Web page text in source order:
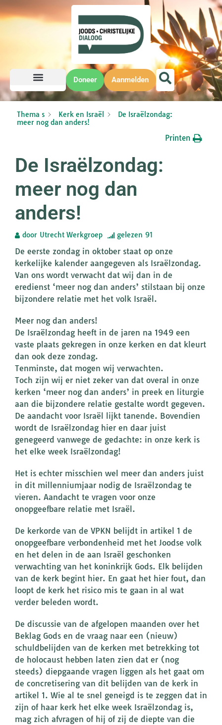
Doneer Aanmelden
Thema s Kerk en Israël
De Israëlzondag:
meer nog dan anders!
Printen
De Israëlzondag:
meer nog dan
anders!
door Utrecht Werkgroep gelezen 91
De eerste zondag in oktober staat op onze
kerkelijke kalender aangegeven als Israëlzondag.
Van ons wordt verwacht dat wij dan in de
eredienst ‘meer nog dan anders’ stilstaan bij onze
bijzondere relatie met het volk Israël.
Meer nog dan anders!
De Israëlzondag heeft in de jaren na 1949 een
vaste plaats gekregen in onze kerken en dat kleurt
dan ook deze zondag.
Tenminste, dat mogen wij verwachten.
Toch zijn wij er niet zeker van dat overal in onze
kerken ‘meer nog dan anders’ in preek en liturgie
aan die bijzondere relatie gestalte wordt gegeven.
De aandacht voor Israël lijkt tanende. Bovendien
wordt de Israëlzondag hier en daar juist
genegeerd vanwege de gedachte: in onze kerk is
het elke week Israëlzondag!
Het is echter misschien wel meer dan anders juist
in dit millenniumjaar nodig de Israëlzondag te
vieren. Aandacht te vragen voor onze
onopgeefbare relatie met Israël.
De kerkorde van de VPKN belijdt in artikel 1 de
onopgeefbare verbondenheid met het Joodse volk
en het delen in de aan Israël geschonken
verwachting van het koninkrijk Gods. Elk belijden
van de kerk begint hier. En gaat het hier fout, dan
loopt de kerk het risico mis te gaan in al wat
verder beleden wordt.
De discussie van de afgelopen maanden over het
Beklag Gods en de vraag naar een (nieuw)
schuldbelijden van de kerken met betrekking tot
de holocaust hebben laten zien dat er (nog
steeds) diepgaande vragen liggen als het gaat om
de concretisering van dit belijden van de kerk in
artikel 1. Wie al te snel geneigd is te zeggen dat in
zijn of haar kerk het elke week Israëlzondag is,
mag zich afvragen of hij of zij de diepte van die